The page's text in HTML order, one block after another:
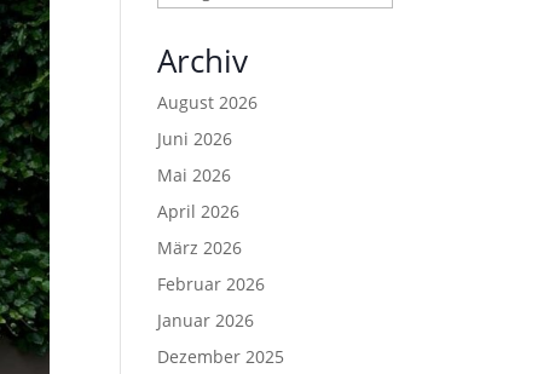
Archiv
August 2026
Juni 2026
Mai 2026
April 2026
März 2026
Februar 2026
Januar 2026
Dezember 2025